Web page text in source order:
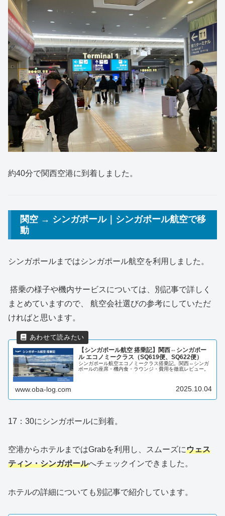
約40分で関西空港に到着しました。
関空 → シンガポール｜シンガポール航空で移
動
シンガポールまではシンガポール航空を利用しました。
搭乗の様子や機内サービスについては、別記事で詳しく
まとめていますので、 航空会社選びの参考にしていただ
ければと思います。
【シンガポール航空 搭乗記】関西⇔シンガポー
ル エコノミークラス（SQ619便、SQ622便）
シンガポール航空エコノミークラス搭乗記。関西⇔シンガ
ポールの座席・機内食・ラウンジ・費用を徹底レビュー。
www.oba-log.com 2025.10.04
17：30にシンガポールに到着。
空港からホテルまではGrabを利用し、スムーズにウェス
ティン・シンガポールへチェックインできました。
ホテルの詳細についても別記事で紹介しています。